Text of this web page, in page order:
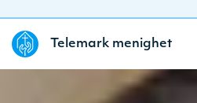
Telemark menighet